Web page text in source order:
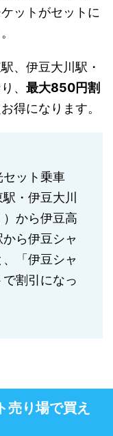
ットがセットに
、伊豆大川駅・
、 最大850円割
得になります。
セット乗車
・伊豆大川
から伊豆高
ら伊豆シャ
「伊豆シャ
割引になっ
売り場で買え